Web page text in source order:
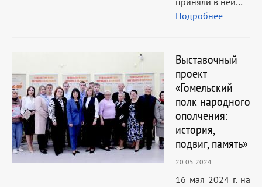
Подробнее
Выставочный
проект
«Гомельский
полк народного
ополчения:
история,
подвиг, память»
20.05.2024
16 мая 2024 г. на